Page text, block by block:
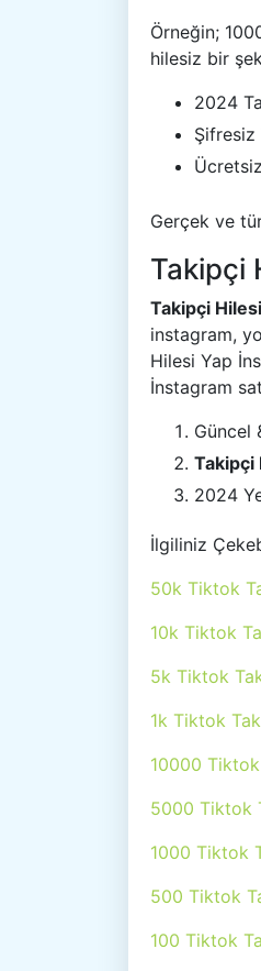
Örneğin;
hilesiz bir
2024
Şifresiz
Gerçek ve
Takipçi
Takipçi
instagram,
Hilesi Yap
İnstagram
Güncel
Takipçi
2024
İlgiliniz
50k Tiktok
10k Tiktok
5k Tiktok
1k Tiktok
10000
5000 Tiktok
1000 Tiktok
500 Tiktok
100 Tiktok